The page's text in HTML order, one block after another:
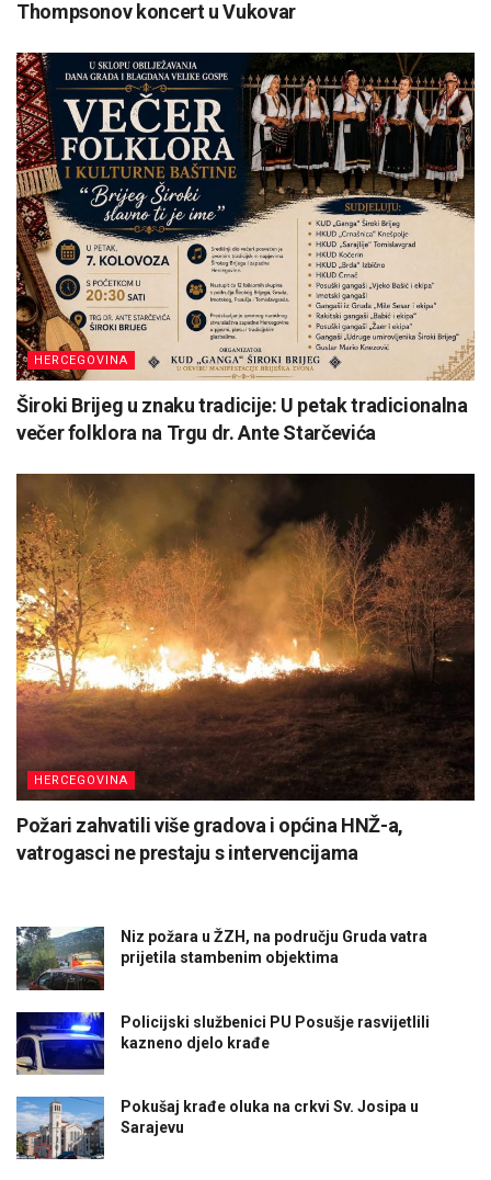
Thompsonov koncert u Vukovar
HERCEGOVINA
Široki Brijeg u znaku tradicije: U petak tradicionalna
večer folklora na Trgu dr. Ante Starčevića
HERCEGOVINA
Požari zahvatili više gradova i općina HNŽ-a,
vatrogasci ne prestaju s intervencijama
Niz požara u ŽZH, na području Gruda vatra
prijetila stambenim objektima
Policijski službenici PU Posušje rasvijetlili
kazneno djelo krađe
Pokušaj krađe oluka na crkvi Sv. Josipa u
Sarajevu